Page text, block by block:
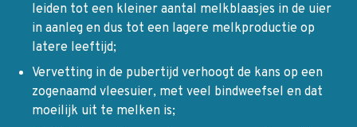
leiden tot een kleiner aantal melkblaasjes in de uier
in aanleg en dus tot een lagere melkproductie op
latere leeftijd;
Vervetting in de pubertijd verhoogt de kans op een
zogenaamd vleesuier, met veel bindweefsel en dat
moeilijk uit te melken is;